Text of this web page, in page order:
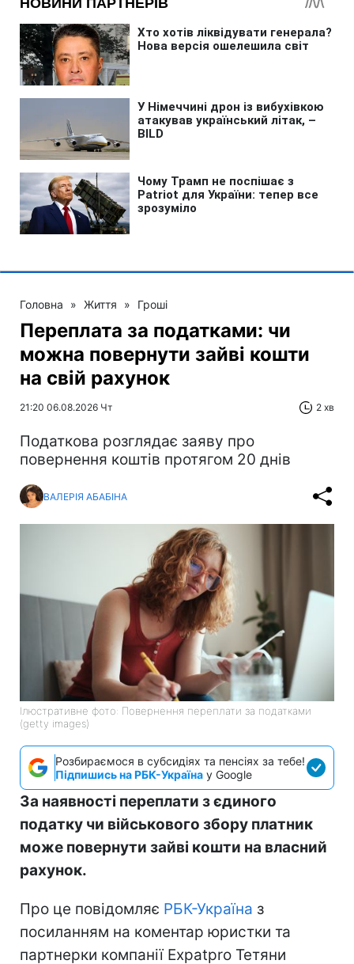
Головна » Життя » Гроші
Переплата за податками: чи
можна повернути зайві кошти
на свій рахунок
21:20 06.08.2026 Чт 2 хв
Податкова розглядає заяву про
повернення коштів протягом 20 днів
ВАЛЕРІЯ АБАБІНА
Ілюстративне фото: Повернення переплати за податками
(getty images)
Розбираємося в субсидіях та пенсіях за тебе!
Підпишись на РБК-Україна у Google
За наявності переплати з єдиного
податку чи військового збору платник
може повернути зайві кошти на власний
рахунок.
Про це повідомляє РБК-Україна з
посиланням на коментар юристки та
партнерки компанії Expatpro Тетяни